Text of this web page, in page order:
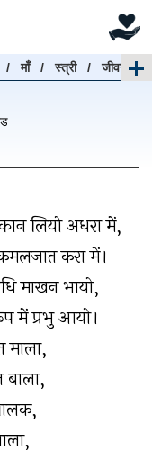
माँ/स्त्री/जीवन
लियो अधरा में,
करा में।
माखन भायो,
में प्रभु आयो।
माला,
बाला,
में लिखें और
हटाएँ